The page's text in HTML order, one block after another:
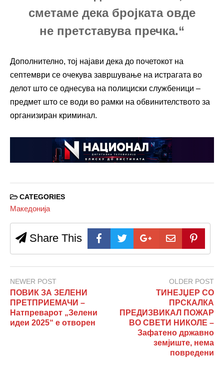
сметаме дека бројката овде
не претставува пречка.“
Дополнително, тој најави дека до почетокот на
септември се очекува завршување на истрагата во
делот што се однесува на полициски службеници –
предмет што се води во рамки на обвинителството за
организиран криминал.
CATEGORIES
Македонија
Share This
NEWER POST
ПОВИК ЗА ЗЕЛЕНИ
ПРЕТПРИЕМАЧИ –
Натпреварот „Зелени
идеи 2025“ е отворен
OLDER POST
ТИНЕЈЏЕР СО
ПРСКАЛКА
ПРЕДИЗВИКАЛ ПОЖАР
ВО СВЕТИ НИКОЛЕ –
Зафатено државно
земјиште, нема
повредени